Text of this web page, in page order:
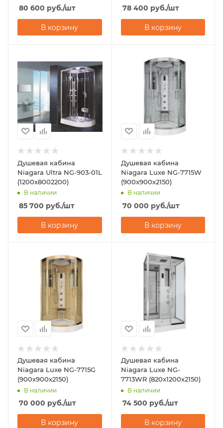
80 600 руб./шт
В корзину
78 400 руб./шт
В корзину
Душевая кабина
Niagara Ultra NG-903-01L
(1200х8002200)
В наличии
85 700 руб./шт
В корзину
Душевая кабина
Niagara Luxe NG-7715W
(900x900х2150)
В наличии
70 000 руб./шт
В корзину
Душевая кабина
Niagara Luxe NG-7715G
(900x900х2150)
В наличии
70 000 руб./шт
В корзину
Душевая кабина
Niagara Luxe NG-
7713WR (820x1200х2150)
В наличии
74 500 руб./шт
В корзину